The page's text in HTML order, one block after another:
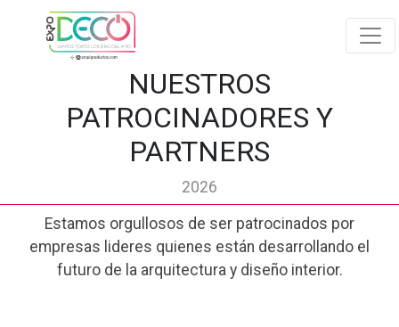
NUESTROS
PATROCINADORES Y
PARTNERS
2026
Estamos orgullosos de ser patrocinados por
empresas lideres quienes están desarrollando el
futuro de la arquitectura y diseño interior.